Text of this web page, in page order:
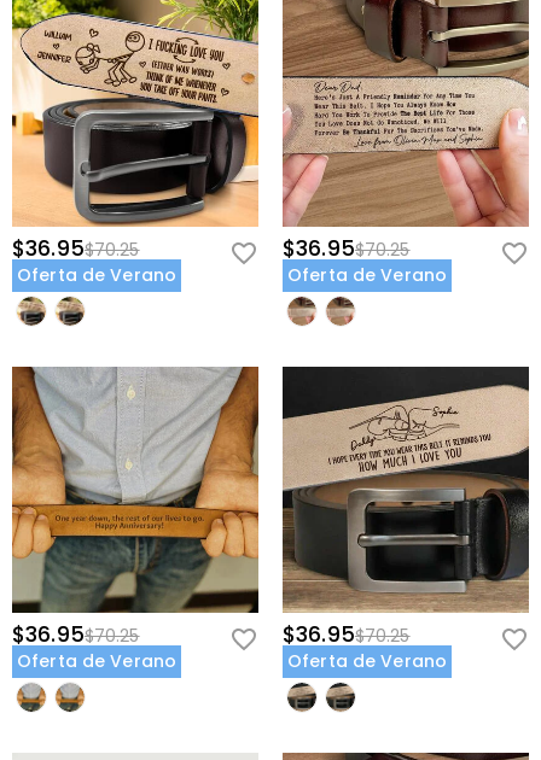
$36.95$70.25
Oferta de Verano
$36.95$70.25
Oferta de Verano
$36.95$70.25
Oferta de Verano
$36.95$70.25
Oferta de Verano